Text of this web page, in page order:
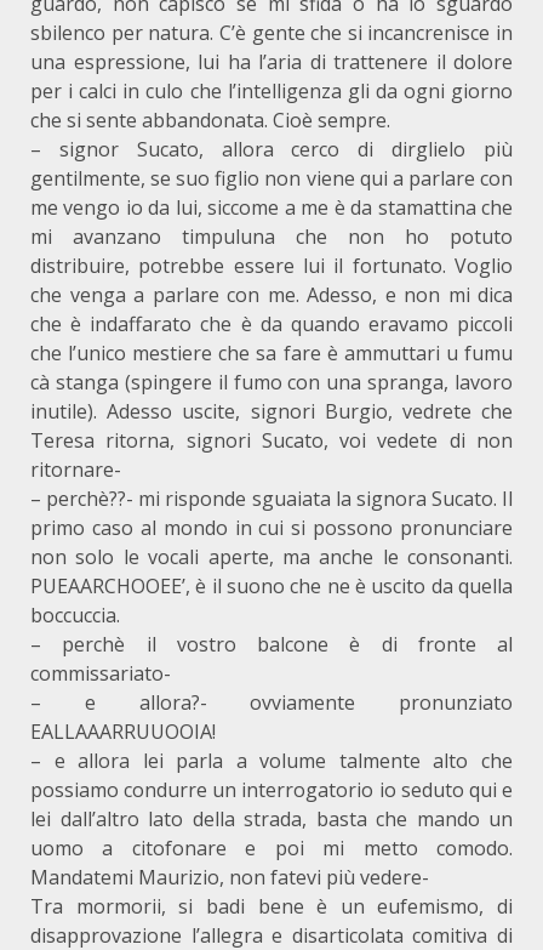
sbilenco per natura. C’è gente che si incancrenisce in
una espressione, lui ha l’aria di trattenere il dolore
per i calci in culo che l’intelligenza gli da ogni giorno
che si sente abbandonata. Cioè sempre.
– signor Sucato, allora cerco di dirglielo più
gentilmente, se suo figlio non viene qui a parlare con
me vengo io da lui, siccome a me è da stamattina che
mi avanzano timpuluna che non ho potuto
distribuire, potrebbe essere lui il fortunato. Voglio
che venga a parlare con me. Adesso, e non mi dica
che è indaffarato che è da quando eravamo piccoli
che l’unico mestiere che sa fare è ammuttari u fumu
cà stanga (spingere il fumo con una spranga, lavoro
inutile). Adesso uscite, signori Burgio, vedrete che
Teresa ritorna, signori Sucato, voi vedete di non
ritornare-
– perchè??- mi risponde sguaiata la signora Sucato. Il
primo caso al mondo in cui si possono pronunciare
non solo le vocali aperte, ma anche le consonanti.
PUEAARCHOOEE’, è il suono che ne è uscito da quella
boccuccia.
– perchè il vostro balcone è di fronte al
commissariato-
– e allora?- ovviamente pronunziato
EALLAAARRUUOOIA!
– e allora lei parla a volume talmente alto che
possiamo condurre un interrogatorio io seduto qui e
lei dall’altro lato della strada, basta che mando un
uomo a citofonare e poi mi metto comodo.
Mandatemi Maurizio, non fatevi più vedere-
Tra mormorii, si badi bene è un eufemismo, di
disapprovazione l’allegra e disarticolata comitiva di